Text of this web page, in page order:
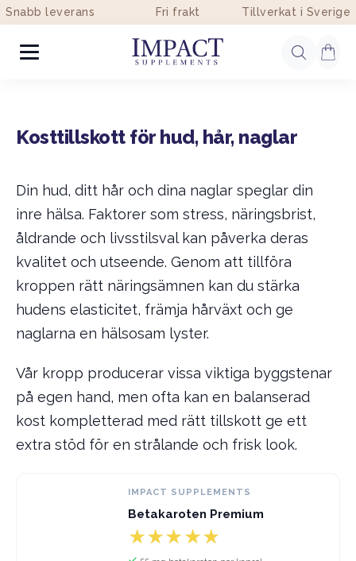
Snabb leverans Fri frakt Tillverkat i Sverige
Kosttillskott för hud, hår, naglar
Din hud, ditt hår och dina naglar speglar din
inre hälsa. Faktorer som stress, näringsbrist,
åldrande och livsstilsval kan påverka deras
kvalitet och utseende. Genom att tillföra
kroppen rätt näringsämnen kan du stärka
hudens elasticitet, främja hårväxt och ge
naglarna en hälsosam lyster.
Vår kropp producerar vissa viktiga byggstenar
på egen hand, men ofta kan en balanserad
kost kompletterad med rätt tillskott ge ett
extra stöd för en strålande och frisk look.
IMPACT SUPPLEMENTS
Betakaroten Premium